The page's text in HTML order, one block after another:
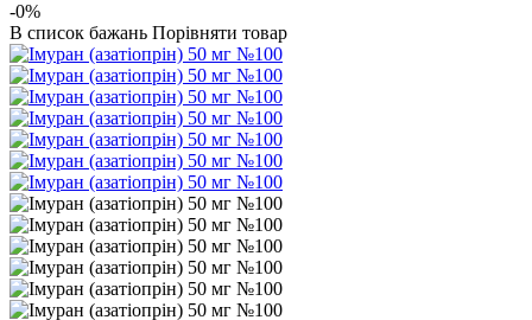
-0%
В список бажань Порівняти товар